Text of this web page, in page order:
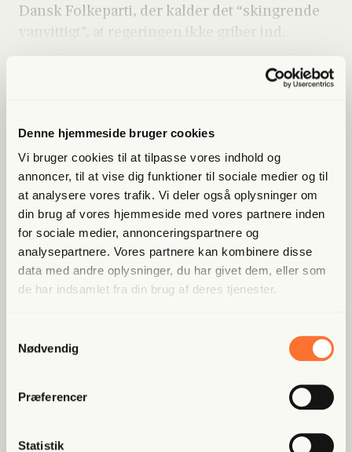
Denne hjemmeside bruger cookies
Vi bruger cookies til at tilpasse vores indhold og
annoncer, til at vise dig funktioner til sociale medier og til
at analysere vores trafik. Vi deler også oplysninger om
din brug af vores hjemmeside med vores partnere inden
for sociale medier, annonceringspartnere og
analysepartnere. Vores partnere kan kombinere disse
data med andre oplysninger, du har givet dem, eller som
de har indsamlet fra din brug af deres tjenester.
Nødvendig
Præferencer
Statistik
Dansk Fol­ke­par­ti, der kal­der det “skin­gren­de
van­vit­tigt”, at rege­rin­gen ikke gri­ber ind.
Bliv med­lem og få adgang til hele Fri­heds­bre­vet. Fra
artik­ler til podcasts – få ori­gi­nal jour­na­li­stik, du ikke
fin­der andre ste­der
Bliv med­lem og spar nu
Allerede medlem? Log ind her.